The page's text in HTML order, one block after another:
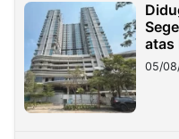
atas
05/